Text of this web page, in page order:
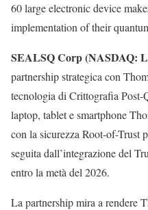
60 large electronic device
implementation of their
SEALSQ Corp (NASDAQ:
partnership strategica con
tecnologia di Crittografia
laptop, tablet e smartphone
con la sicurezza Root-of-Trust
seguita dall’integrazione del
entro la metà del 2026.
La partnership mira a rendere